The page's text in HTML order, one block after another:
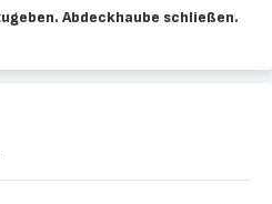
Abdeckhaube schließen.